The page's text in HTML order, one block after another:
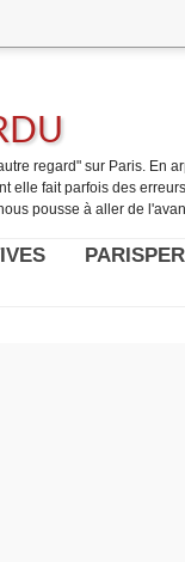
regard" sur Paris. En
elle fait parfois des
pousse à aller de